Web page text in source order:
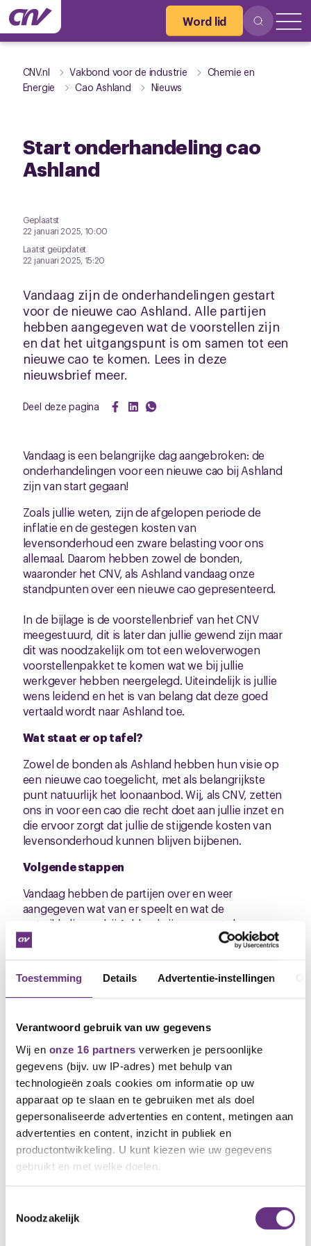
Toestemming Details Advertentie-instellingen
Verantwoord gebruik van uw gegevens
Wij en onze 16 partners verwerken je persoonlijke
gegevens (bijv. uw IP-adres) met behulp van
technologieën zoals cookies om informatie op uw
apparaat op te slaan en te gebruiken met als doel
gepersonaliseerde advertenties en content, metingen aan
advertenties en content, inzicht in publiek en
productontwikkeling. U kunt kiezen wie uw gegevens
gebruikt en met welke doelen.
Informatie verzamelen over uw geografische
Noodzakelijk
Word lid
CNV.nl Vakbond voor de industrie
Chemie en
Energie
Cao Ashland Nieuws
Start onderhandeling cao
Ashland
Geplaatst
22 januari 2025, 10:00
Laatst geüpdatet
22 januari 2025, 15:20
Vandaag zijn de onderhandelingen gestart
voor de nieuwe cao Ashland. Alle partijen
hebben aangegeven wat de voorstellen zijn
en dat het uitgangspunt is om samen tot een
nieuwe cao te komen. Lees in deze
nieuwsbrief meer.
Deel deze pagina
Vandaag is een belangrijke dag aangebroken: de
onderhandelingen voor een nieuwe cao bij Ashland
zijn van start gegaan!
Zoals jullie weten, zijn de afgelopen periode de
inflatie en de gestegen kosten van
levensonderhoud een zware belasting voor ons
allemaal. Daarom hebben zowel de bonden,
waaronder het CNV, als Ashland vandaag onze
standpunten over een nieuwe cao gepresenteerd.
In de bijlage is de voorstellenbrief van het CNV
meegestuurd, dit is later dan jullie gewend zijn maar
dit was noodzakelijk om tot een weloverwogen
voorstellenpakket te komen wat we bij jullie
werkgever hebben neergelegd. Uiteindelijk is jullie
wens leidend en het is van belang dat deze goed
vertaald wordt naar Ashland toe.
Wat staat er op tafel?
Zowel de bonden als Ashland hebben hun visie op
een nieuwe cao toegelicht, met als belangrijkste
punt natuurlijk het loonaanbod. Wij, als CNV, zetten
ons in voor een cao die recht doet aan jullie inzet en
die ervoor zorgt dat jullie de stijgende kosten van
levensonderhoud kunnen blijven bijbenen.
Volgende stappen
Vandaag hebben de partijen over en weer
aangegeven wat van er speelt en wat de
ontwikkelingen bij Ashland zijn geweest de
afgelopen tijd. De onderhandelingen zullen op 17
februari aanstaande weer worden hervat. In de
tegen het licht houden.
Jullie steun is van onschatbare waarde in deze
onderhandelingen. Mochten er nieuwe
ontwikkelingen zijn geef dit dan vooral aan! Hoe
meer informatie we ontvangen van de werkvloer
hoe beter we de onderhandelingen aan kunnen
gaan.
HouCao Ashland | CNVin de gaten voor nieuwe
ontwikkelingen
Bowen Orth
Vakbondsbestuurder CNV